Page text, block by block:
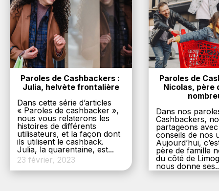
Paroles de Cashbackers :
Julia, helvète frontalière
Dans cette série d’articles
« Paroles de cashbacker »,
nous vous relaterons les
histoires de différents
utilisateurs, et la façon dont
ils utilisent le cashback.
Julia, la quarentaine, est...
23 février, 2023
Paroles de
Nicolas, père
Dans nos
Cashbackers,
partageons
conseils de nos
Aujourd’hui,
père de famille
du côté de
nous donne